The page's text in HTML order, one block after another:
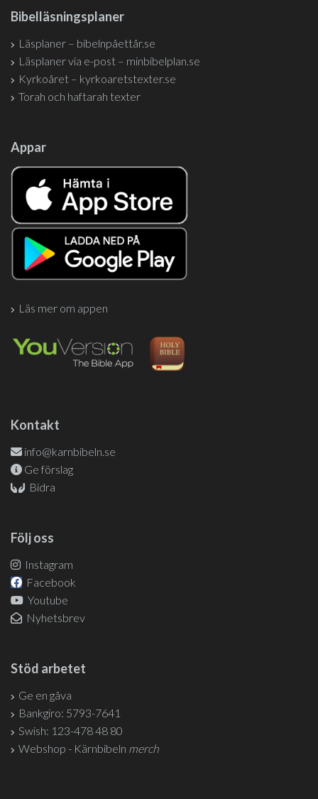
Bibelläsningsplaner
Läsplaner – bibelnpåettår.se
Läsplaner via e-post – minbibelplan.se
Kyrkoåret – kyrkoaretstexter.se
Torah och haftarah texter
Appar
Läs mer om appen
Kontakt
info@karnbibeln.se
Ge förslag
Bidra
Följ oss
Instagram
Facebook
Youtube
Nyhetsbrev
Stöd arbetet
Ge en gåva
Bankgiro: 5793-7641
Swish: 123-478 48 80
Webshop - Kärnbibeln merch